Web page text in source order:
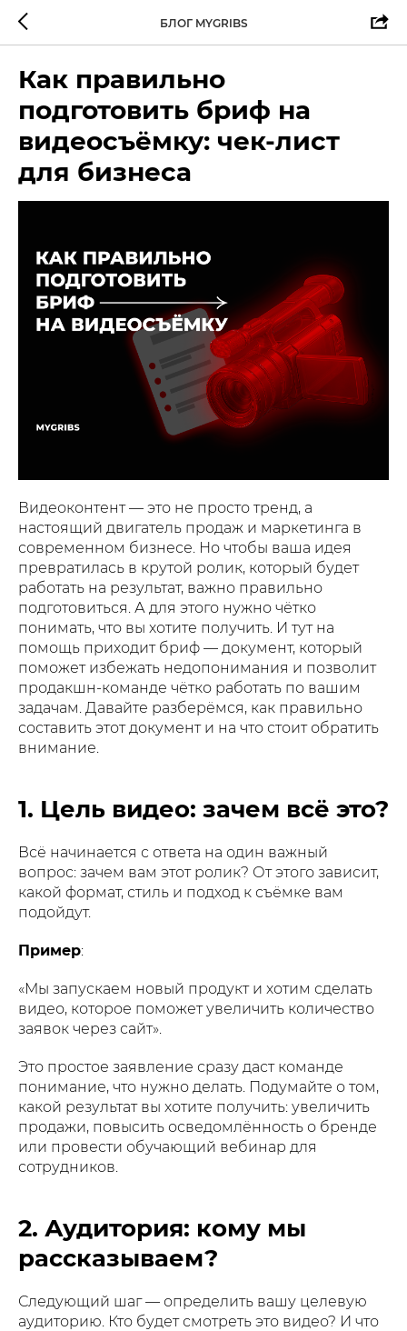
БЛОГ MYGRIBS
Как правильно
подготовить бриф на
видеосъёмку: чек‑лист
для бизнеса
Видеоконтент — это не просто тренд, а
настоящий двигатель продаж и маркетинга в
современном бизнесе. Но чтобы ваша идея
превратилась в крутой ролик, который будет
работать на результат, важно правильно
подготовиться. А для этого нужно чётко
понимать, что вы хотите получить. И тут на
помощь приходит бриф — документ, который
поможет избежать недопонимания и позволит
продакшн-команде чётко работать по вашим
задачам. Давайте разберёмся, как правильно
составить этот документ и на что стоит обратить
внимание.
1. Цель видео: зачем всё это?
Всё начинается с ответа на один важный
вопрос: зачем вам этот ролик? От этого зависит,
какой формат, стиль и подход к съёмке вам
подойдут.
Пример:
«Мы запускаем новый продукт и хотим сделать
видео, которое поможет увеличить количество
заявок через сайт».
Это простое заявление сразу даст команде
понимание, что нужно делать. Подумайте о том,
какой результат вы хотите получить: увеличить
продажи, повысить осведомлённость о бренде
или провести обучающий вебинар для
сотрудников.
2. Аудитория: кому мы
рассказываем?
Следующий шаг — определить вашу целевую
аудиторию. Кто будет смотреть это видео? И что